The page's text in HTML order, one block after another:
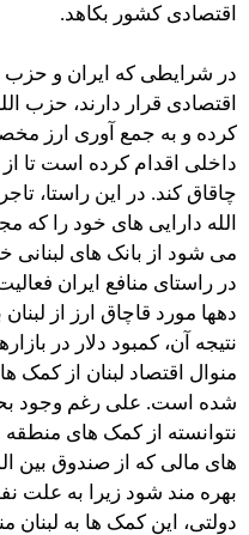
اقتصادی کشور بکاهد.
در شرایطی که ایران و حزب
اقتصادی قرار دارند، حزب
کرده و به جمع آوری ارز
داخلی اقدام کرده است تا
چاقاق کند. در این راستا،
الله دارایی های خود را که
می شود از بانک های لبنانی
در راستای منافع ایران
دهها مورد قاچاق ارز از
نتیجه آن، کمبود دلار در
منوال اقتصاد لبنان از کمک
شده است. علی رغم وجود
نتوانسته از کمک های
های مالی که از صندوق بین
بهره مند شود زیرا به علت
دولتی، این کمک ها به